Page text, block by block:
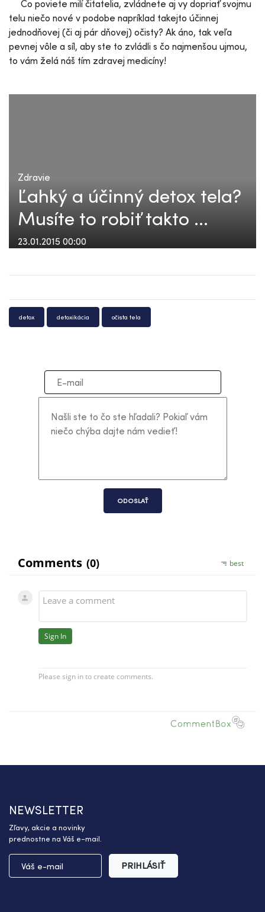
Čo poviete milí čitatelia, zvládnete aj vy dopriať svojmu
telu niečo nové v podobe napríklad takejto účinnej
jednodňovej (či aj pár dňovej) očisty? Ak áno, tak veľa
pevnej vôle a síl, aby ste to zvládli s čo najmenšou ujmou,
to vám želá náš tím zdravej medicíny!
Zdravie
Ľahký a účinný detox tela?
Musíte to robiť takto ...
23.01.2015 00:00
detox detoxikácia očista tela
ODOSLAŤ
NEWSLETTER
Zľavy, akcie a novinky
prednostne na Váš e-mail.
PRIHLÁSIŤ